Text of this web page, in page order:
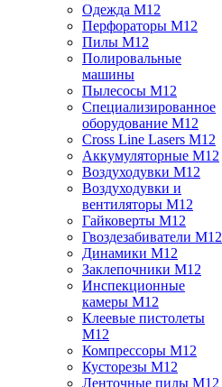
Одежда M12
Перфораторы M12
Пилы M12
Полировальные
машины
Пылесосы M12
Специализированное
оборудование M12
Cross Line Lasers M12
Аккумуляторные M12
Воздуходувки M12
Воздуходувки и
вентиляторы M12
Гайковерты M12
Гвоздезабиватели M12
Динамики M12
Заклепочники M12
Инспекционные
камеры M12
Клеевые пистолеты
M12
Компрессоры M12
Кусторезы M12
Ленточные пилы M12